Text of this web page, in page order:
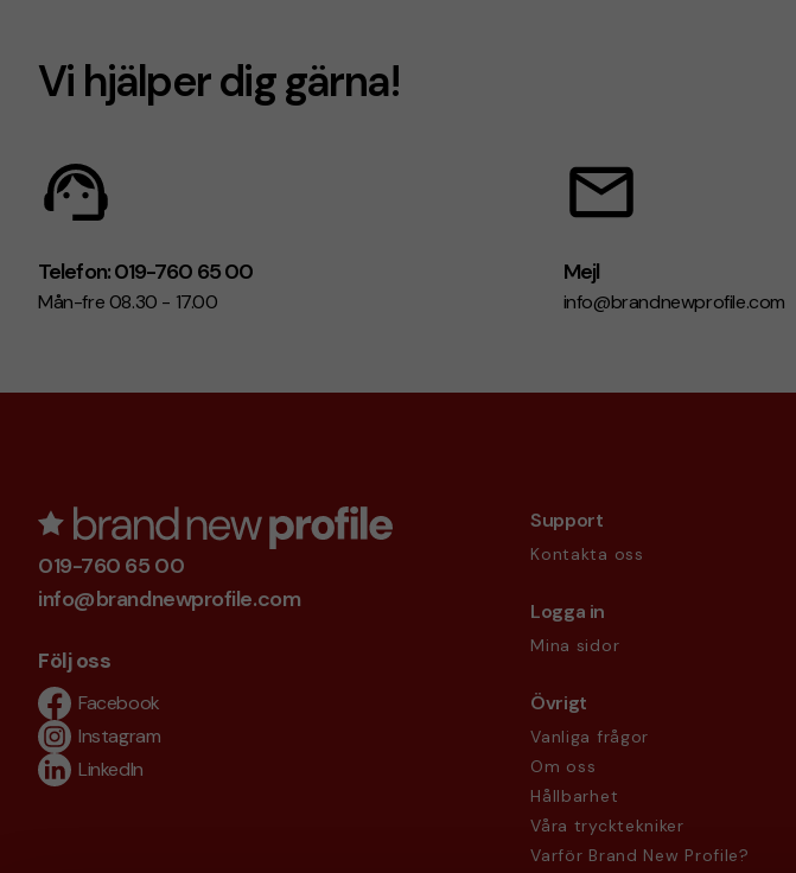
Vi hjälper dig gärna!
Telefon: 019-760 65 00
Mån-fre 08.30 - 17.00
Mejl
info@brandnewprofile.com
019-760 65 00
info@brandnewprofile.com
Följ oss
Facebook
Instagram
LinkedIn
Support
Kontakta oss
Logga in
Mina sidor
Övrigt
Vanliga frågor
Om oss
Hållbarhet
Våra trycktekniker
Varför Brand New Profile?